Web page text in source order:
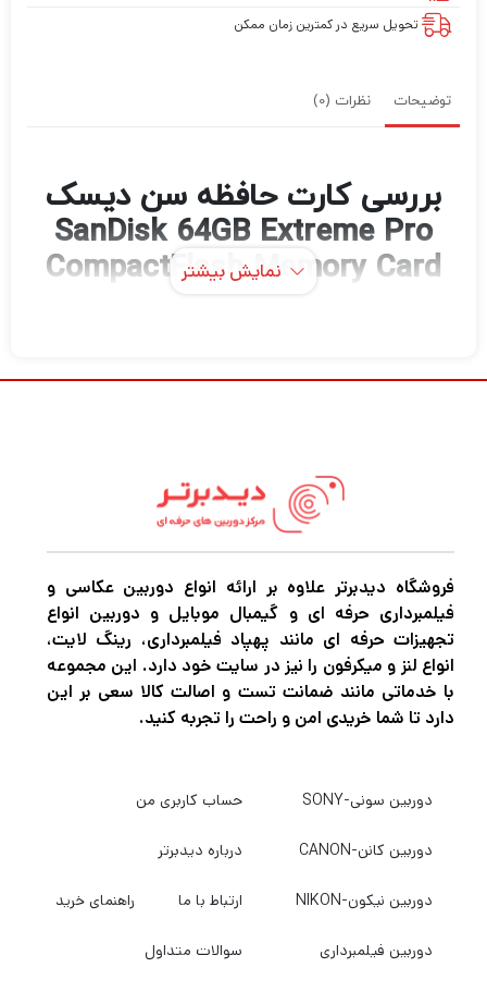
تحویل سریع در کمترین زمان ممکن
توضیحات نظرات (0)
بررسی کارت حافظه سن دیسک
SanDisk 64GB Extreme Pro
CompactFlash Memory Card
کارت حافظه 64 گیگابایتی Extreme Pro
نوشتن اطلاعات تا 150 مگابایت بر ثانیه است.
پشتیبانی از ویدیوهای فول اچ دی و 4K طراحی
شده است زیرا دارای گواهینامه VPG-65 است.
VPG-65 (ضمانت عملکرد ویدیویی) سرعت
نوشتن داده های پایدار 65 مگابایت بر ثانیه را
ارائه می دهد که جریان روان داده ها را تضمین
می کند و جریان های ویدیویی را واضح و تمیز نگه
هر دو فرمت فایل RAW و JPEG سازگار است و
مجهز به پوشش سیلیکونی RTV و برچسب قابل
نمایش بیشتر
فروشگاه دیدبرتر علاوه بر ارائه انواع دوربین عکاسی و
فیلمبرداری حرفه ای و گیمبال موبایل و دوربین انواع
تجهیزات حرفه ای مانند پهپاد فیلمبرداری، رینگ لایت،
انواع لنز و میکرفون را نیز در سایت خود دارد. این مجموعه
با خدماتی مانند ضمانت تست و اصالت کالا سعی بر این
دارد تا شما خریدی امن و راحت را تجربه کنید.
دوربین سونی-SONY
دوربین کانن-CANON
دوربین نیکون-NIKON
دوربین فیلمبرداری
حساب کاربری من
درباره دیدبرتر
ارتباط با ما راهنمای خرید
سوالات متداول